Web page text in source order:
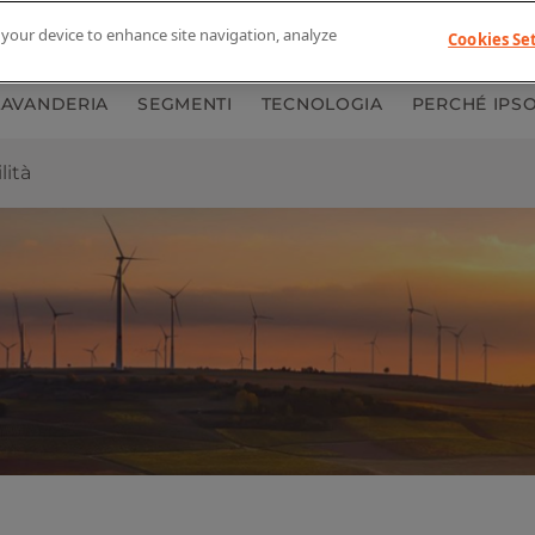
LA NOSTRA STORIA DOCUMENTAZIONE
SEGMENTI TECNOLOGIA PERCHÉ IPSO
device to enhance site navigation, analyze
Cookies